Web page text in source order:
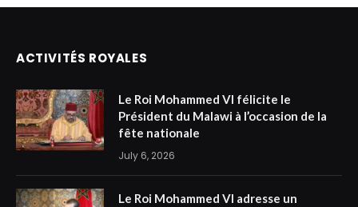
ACTIVITÉS ROYALES
Le Roi Mohammed VI félicite le
Président du Malawi à l’occasion de la
fête nationale
July 6, 2026
Le Roi Mohammed VI adresse un